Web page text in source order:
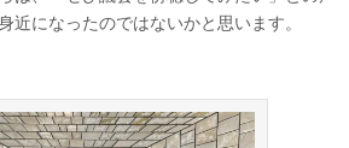
近になったのではないかと思います。